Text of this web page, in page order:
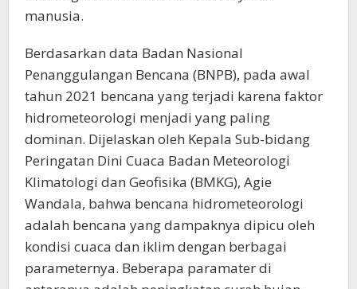
manusia.
Berdasarkan data Badan Nasional
Penanggulangan Bencana (BNPB), pada awal
tahun 2021 bencana yang terjadi karena faktor
hidrometeorologi menjadi yang paling
dominan. Dijelaskan oleh Kepala Sub-bidang
Peringatan Dini Cuaca Badan Meteorologi
Klimatologi dan Geofisika (BMKG), Agie
Wandala, bahwa bencana hidrometeorologi
adalah bencana yang dampaknya dipicu oleh
kondisi cuaca dan iklim dengan berbagai
parameternya. Beberapa paramater di